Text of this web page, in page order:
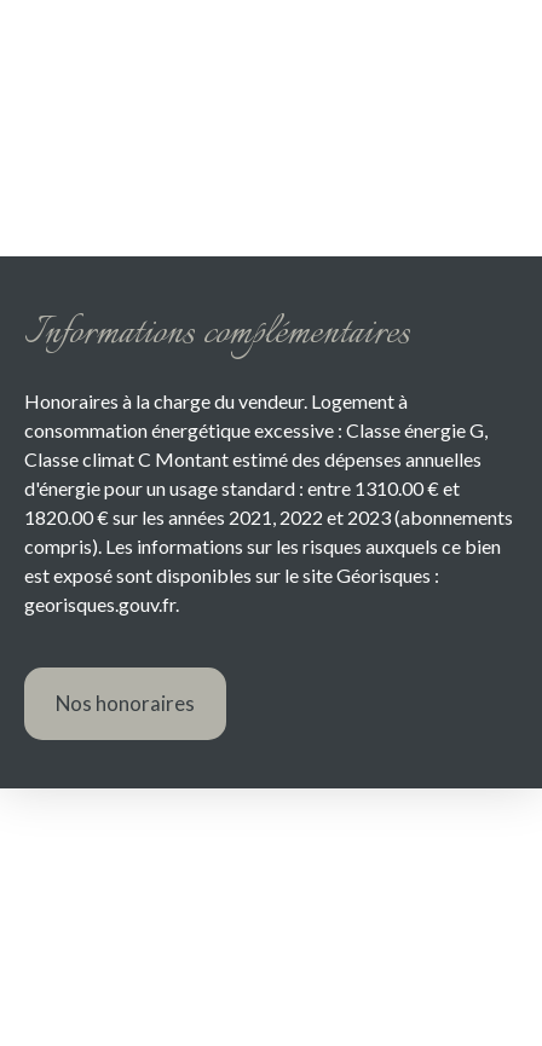
Informations complémentaires
Honoraires à la charge du vendeur. Logement à
consommation énergétique excessive : Classe énergie G,
Classe climat C Montant estimé des dépenses annuelles
d'énergie pour un usage standard : entre 1310.00 € et
1820.00 € sur les années 2021, 2022 et 2023 (abonnements
compris). Les informations sur les risques auxquels ce bien
est exposé sont disponibles sur le site Géorisques :
georisques.gouv.fr.
Nos honoraires